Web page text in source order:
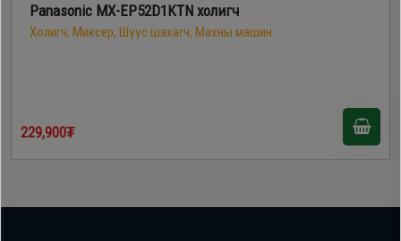
Panasonic MX-EP52D1KTN холигч
Холигч, Миксер, Шүүс шахагч, Махны машин
229,900₮